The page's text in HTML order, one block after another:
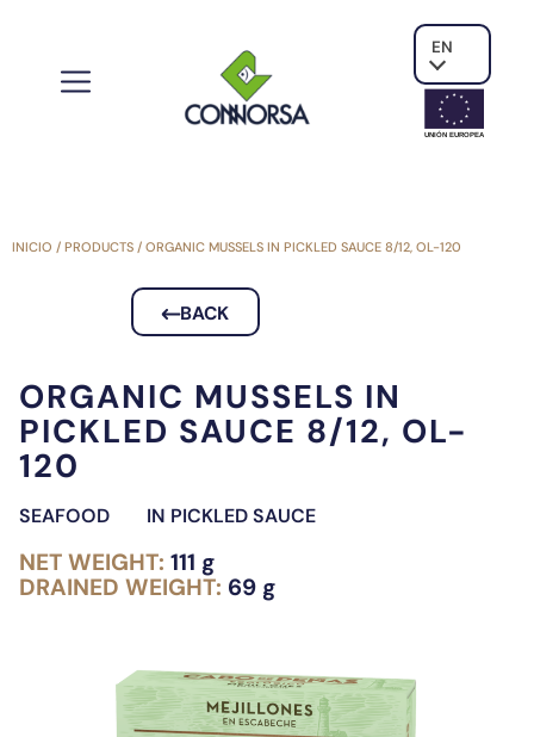
EN
UNIÓN EUROPEA
INICIO / PRODUCTS / ORGANIC MUSSELS IN PICKLED SAUCE 8/12, OL-120
BACK
ORGANIC MUSSELS IN
PICKLED SAUCE 8/12, OL-
120
SEAFOOD IN PICKLED SAUCE
NET WEIGHT: 111 g
DRAINED WEIGHT: 69 g